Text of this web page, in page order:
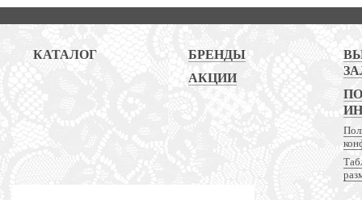
КАТАЛОГ
БРЕНДЫ
АКЦИИ